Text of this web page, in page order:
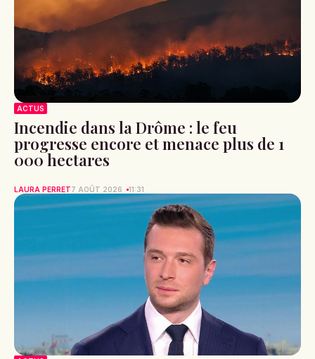
ACTUS
Incendie dans la Drôme : le feu
progresse encore et menace plus de 1
000 hectares
LAURA PERRET7 AOÛT 2026 11:31